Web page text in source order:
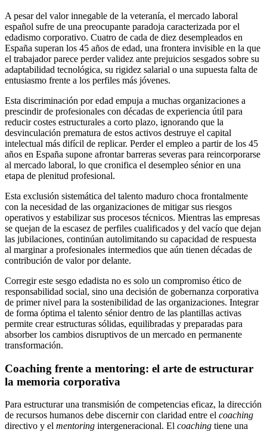
A pesar del valor innegable de la veteranía, el mercado laboral
español sufre de una preocupante paradoja caracterizada por el
edadismo corporativo. Cuatro de cada de diez desempleados en
España superan los 45 años de edad, una frontera invisible en la que
el trabajador parece perder validez ante prejuicios sesgados sobre su
adaptabilidad tecnológica, su rigidez salarial o una supuesta falta de
entusiasmo frente a los perfiles más jóvenes.
Esta discriminación por edad empuja a muchas organizaciones a
prescindir de profesionales con décadas de experiencia útil para
reducir costes estructurales a corto plazo, ignorando que la
desvinculación prematura de estos activos destruye el capital
intelectual más difícil de replicar. Perder el empleo a partir de los 45
años en España supone afrontar barreras severas para reincorporarse
al mercado laboral, lo que cronifica el desempleo sénior en una
etapa de plenitud profesional.
Esta exclusión sistemática del talento maduro choca frontalmente
con la necesidad de las organizaciones de mitigar sus riesgos
operativos y estabilizar sus procesos técnicos. Mientras las empresas
se quejan de la escasez de perfiles cualificados y del vacío que dejan
las jubilaciones, continúan autolimitando su capacidad de respuesta
al marginar a profesionales intermedios que aún tienen décadas de
contribución de valor por delante.
Corregir este sesgo edadista no es solo un compromiso ético de
responsabilidad social, sino una decisión de gobernanza corporativa
de primer nivel para la sostenibilidad de las organizaciones. Integrar
de forma óptima el talento sénior dentro de las plantillas activas
permite crear estructuras sólidas, equilibradas y preparadas para
absorber los cambios disruptivos de un mercado en permanente
transformación.
Coaching frente a mentoring: el arte de estructurar
la memoria corporativa
Para estructurar una transmisión de competencias eficaz, la dirección
de recursos humanos debe discernir con claridad entre el coaching
directivo y el mentoring intergeneracional. El coaching tiene una